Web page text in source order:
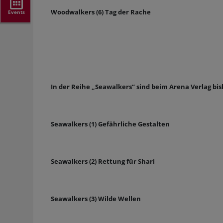
Events Woodwalkers (6) Tag der Rache
In der Reihe „Seawalkers“ sind beim Arena Verlag
Seawalkers (1) Gefährliche Gestalten
Seawalkers (2) Rettung für Shari
Seawalkers (3) Wilde Wellen